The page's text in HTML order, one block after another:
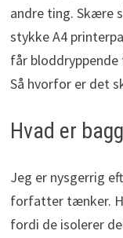
andre ting. Skære
stykke A4
får
Så hvorfor er det
Hvad er
Jeg er nysgerrig
forfatter tænker.
fordi de isolerer